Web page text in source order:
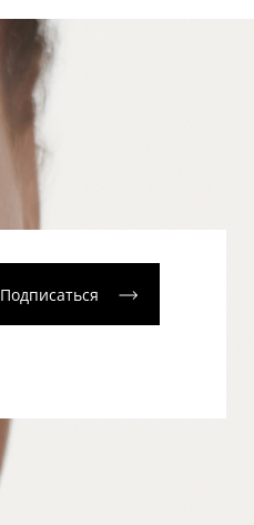
Подписаться